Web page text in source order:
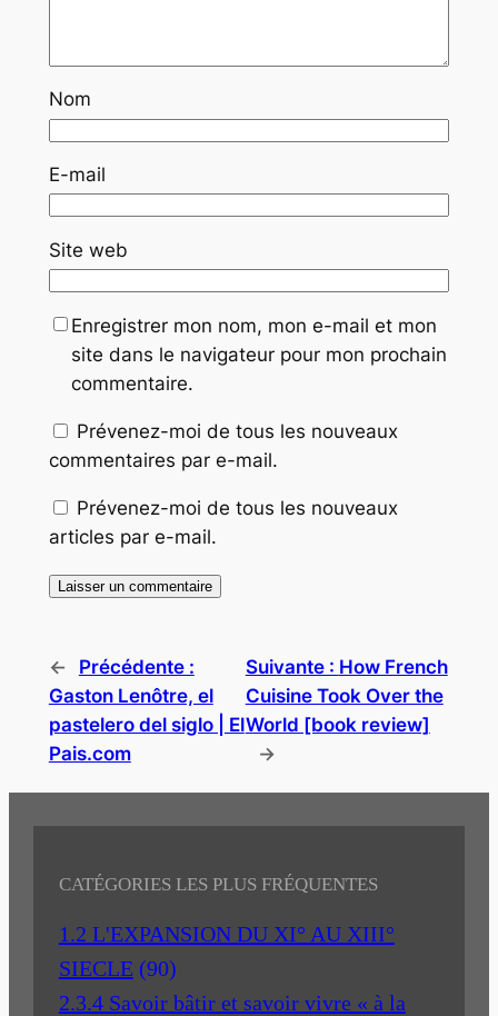
Nom
E-mail
Site web
Enregistrer mon nom, mon e-mail et mon
site dans le navigateur pour mon prochain
commentaire.
Prévenez-moi de tous les nouveaux
commentaires par e-mail.
Prévenez-moi de tous les nouveaux
articles par e-mail.
←
Précédente :
Gaston Lenôtre, el
pastelero del siglo | El
Pais.com
Suivante : How French
Cuisine Took Over the
World [book review]
→
CATÉGORIES LES PLUS FRÉQUENTES
1.2 L'EXPANSION DU XI° AU XIII°
SIECLE (90)
2.3.4 Savoir bâtir et savoir vivre « à la